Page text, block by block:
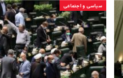
سیاسی و اجتماعی